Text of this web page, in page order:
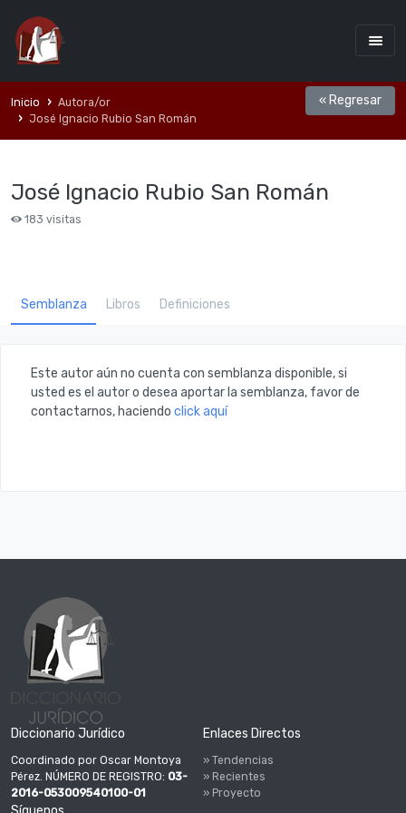
Inicio
Autora/or
José Ignacio Rubio San Román
« Regresar
José Ignacio Rubio San Román
183 visitas
Semblanza Libros Definiciones
Este autor aún no cuenta con semblanza disponible, si
usted es el autor o desea aportar la semblanza, favor de
contactarnos, haciendo click aquí
Diccionario Jurídico
Coordinado por Oscar Montoya
Pérez. NÚMERO DE REGISTRO: 03-
2016-053009540100-01
Enlaces Directos
» Tendencias
» Recientes
» Proyecto